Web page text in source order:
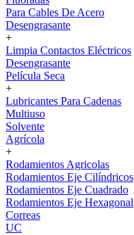
Para Cables De Acero
Desengrasante
+
Limpia Contactos Eléctricos
Desengrasante
Película Seca
+
Lubricantes Para Cadenas
Multiuso
Solvente
Agrícola
+
Rodamientos Agricolas
Rodamientos Eje Cilíndricos
Rodamientos Eje Cuadrado
Rodamientos Eje Hexagonal
Correas
UC